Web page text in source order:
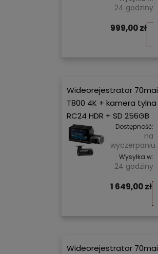
24 godziny
999,00 zł
Wideorejestrator 70mai
T800 4K + kamera tylna
RC24 HDR + SD 256GB
Dostępność:
na
wyczerpaniu
Wysyłka w:
24 godziny
1 649,00 zł
Wideorejestrator 70mai